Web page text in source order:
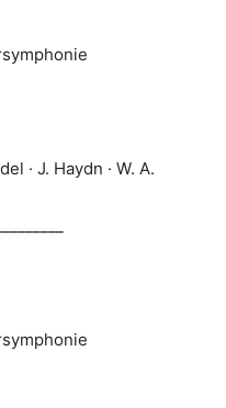
· J. Haydn · W. A.